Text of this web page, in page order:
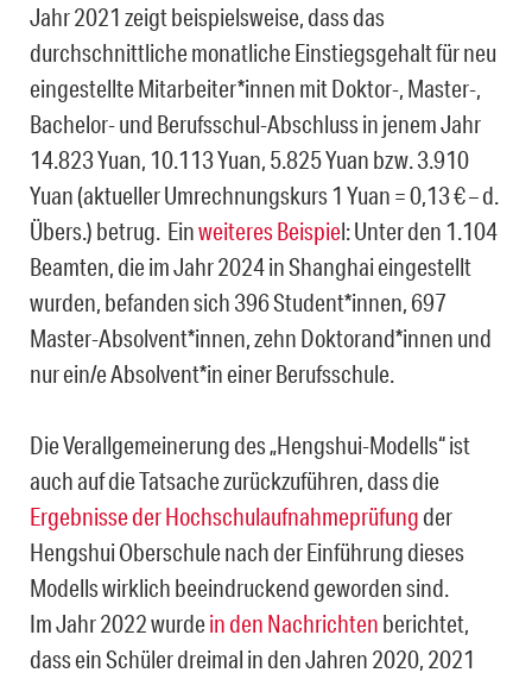
Jahr 2021 zeigt beispielsweise, dass das
durchschnittliche monatliche Einstiegsgehalt für neu
eingestellte Mitarbeiter*innen mit Doktor-, Master-,
Bachelor- und Berufsschul-Abschluss in jenem Jahr
14.823 Yuan, 10.113 Yuan, 5.825 Yuan bzw. 3.910
Yuan (aktueller Umrechnungskurs 1 Yuan = 0,13 € – d.
Übers.) betrug. Einweiteres Beispiel: Unter den 1.104
Beamten, die im Jahr 2024 in Shanghai eingestellt
wurden, befanden sich 396 Student*innen, 697
Master-Absolvent*innen, zehn Doktorand*innen und
nur ein/e Absolvent*in einer Berufsschule.
Die Verallgemeinerung des „Hengshui-Modells“ ist
auch auf die Tatsache zurückzuführen, dass die
Ergebnisse der Hochschulaufnahmeprüfungder
Hengshui Oberschule nach der Einführung dieses
Modells wirklich beeindruckend geworden sind.
Im Jahr 2022 wurdein den Nachrichten berichtet,
dass ein Schüler dreimal in den Jahren 2020, 2021